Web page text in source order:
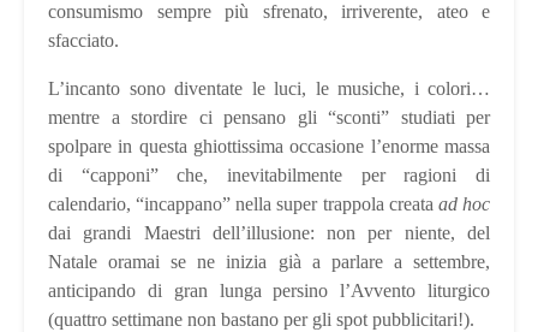
consumismo sempre più sfrenato, irriverente, ateo e
sfacciato.
L’incanto sono diventate le luci, le musiche, i colori…
mentre a stordire ci pensano gli “sconti” studiati per
spolpare in questa ghiottissima occasione l’enorme massa
di “capponi” che, inevitabilmente per ragioni di
calendario, “incappano” nella super trappola creata ad hoc
dai grandi Maestri dell’illusione: non per niente, del
Natale oramai se ne inizia già a parlare a settembre,
anticipando di gran lunga persino l’Avvento liturgico
(quattro settimane non bastano per gli spot pubblicitari!).